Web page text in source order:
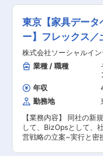
企画開発物件）と業界
ます。 当社グループで
オーナー様のほとんど
ラリーマンや公務員の方
動産投資や地主様向け
ネスモデルを展開してい
ー様は本業のお仕事を
こなっていきます。そ
る伴走者となるのがシ
「賃貸管理」です。オー
け、オーナー代行業務を
務内容 今回募集してい
者様対応業務」をお任
応においては、管理物
ら寄せられるお悩み・
にヒアリングし、スピ
東京【家具デー
ー】フレックス／
株式会社ソーシャルイ
業種 / 職種
年収
勤務地
【業務内容】 同社の新
して、BizOpsとして、
営戦略の立案~実行と密